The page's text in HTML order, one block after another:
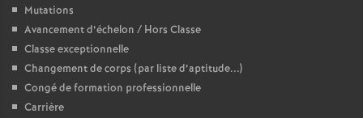
Mutations
Avancement d’échelon / Hors Classe
Classe exceptionnelle
Changement de corps (par liste d’aptitude...)
Congé de formation professionnelle
Carrière